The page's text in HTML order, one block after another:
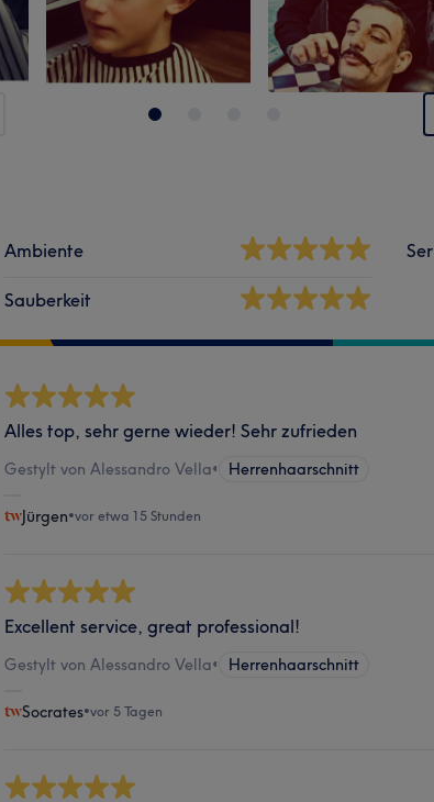
Ambiente
Sauberkeit
Alles top, sehr gerne wieder! Sehr zufrieden
Gestylt von Alessandro Vella• Herrenhaarschnitt
Jürgen•vor etwa 15 Stunden
Excellent service, great professional!
Gestylt von Alessandro Vella• Herrenhaarschnitt
Socrates•vor 5 Tagen